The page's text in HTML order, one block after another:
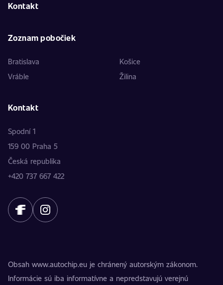
Kontakt
Zoznam pobočiek
Bratislava
Košice
Vráble
Žilina
Kontakt
Spodní 1
159 00 Praha 5
Česká republika
+420 737 667 422
Obsah www.autochip.eu je chránený autorským zákonom.
Informácie sú iba informatívne a nepredstavujú verejnú